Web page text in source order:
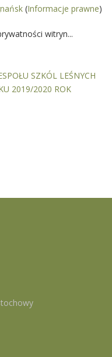
(Informacje prawne)
witryn...
SZKÓL LEŚNYCH
2019/2020 ROK